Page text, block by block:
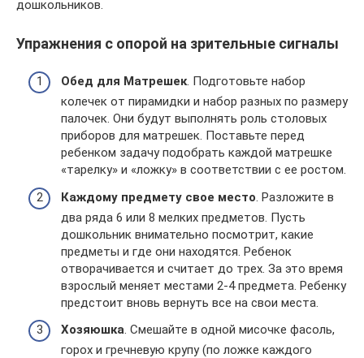
дошкольников.
Упражнения с опорой на зрительные сигналы
Обед для Матрешек. Подготовьте набор
колечек от пирамидки и набор разных по размеру
палочек. Они будут выполнять роль столовых
приборов для матрешек. Поставьте перед
ребенком задачу подобрать каждой матрешке
«тарелку» и «ложку» в соответствии с ее ростом.
Каждому предмету свое место . Разложите в
два ряда 6 или 8 мелких предметов. Пусть
дошкольник внимательно посмотрит, какие
предметы и где они находятся. Ребенок
отворачивается и считает до трех. За это время
взрослый меняет местами 2-4 предмета. Ребенку
предстоит вновь вернуть все на свои места.
Хозяюшка. Смешайте в одной мисочке фасоль,
горох и гречневую крупу (по ложке каждого